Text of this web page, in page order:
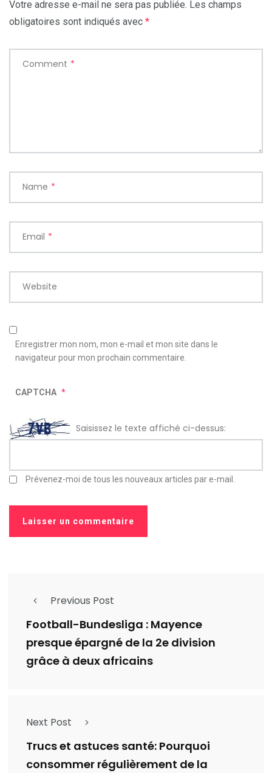
Votre adresse e-mail ne sera pas publiée. Les champs
obligatoires sont indiqués avec *
Comment *
Name *
Email *
Website
Enregistrer mon nom, mon e-mail et mon site dans le
navigateur pour mon prochain commentaire.
CAPTCHA *
Saisissez le texte affiché ci-dessus:
Prévenez-moi de tous les nouveaux articles par e-mail.
Previous Post
Football-Bundesliga : Mayence
presque épargné de la 2e division
grâce à deux africains
Next Post
Trucs et astuces santé: Pourquoi
consommer régulièrement de la